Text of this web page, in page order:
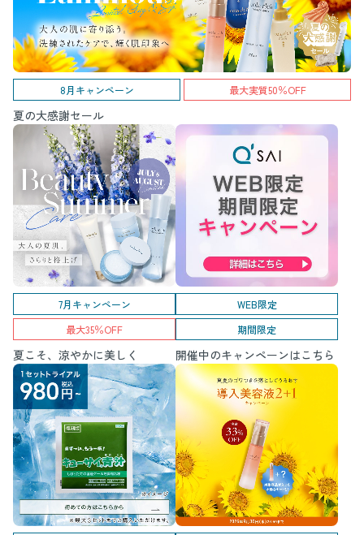
8月キャンペーン 最大実質50％OFF
夏の大感謝セール
7月キャンペーン
最大35％OFF
夏こそ、涼やかに美しく
WEB限定
期間限定
開催中のキャンペーンはこちら